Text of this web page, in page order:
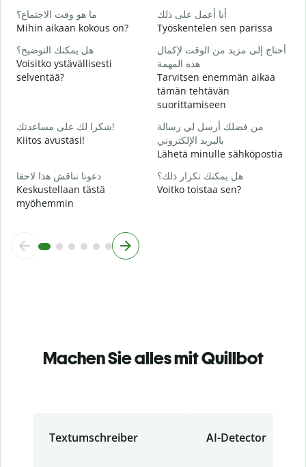
ما هو وقت الاجتماع؟
Mihin aikaan kokous on?
أنا أعمل على ذلك
Työskentelen sen parissa
هل يمكنك التوضيح؟
Voisitko ystävällisesti
selventää?
أحتاج إلى مزيد من الوقت لإكمال
هذه المهمة
Tarvitsen enemmän aikaa
tämän tehtävän
suorittamiseen
شكرا لك على مساعدتك!
Kiitos avustasi!
من فضلك أرسل لي رسالة
بالبريد الإلكتروني
Lähetä minulle sähköpostia
دعونا نناقش هذا لاحقا
Keskustellaan tästä
myöhemmin
هل يمكنك تكرار ذلك؟
Voitko toistaa sen?
Machen Sie alles mit Quillbot
Textumschreiber AI-Detector